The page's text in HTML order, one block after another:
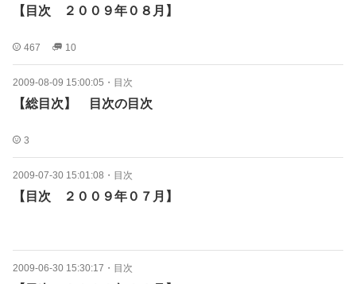
【目次 ２００９年０８月】
467 10
2009-08-09 15:00:05 ・ 目次
【総目次】 目次の目次
3
2009-07-30 15:01:08 ・ 目次
【目次 ２００９年０７月】
2009-06-30 15:30:17 ・ 目次